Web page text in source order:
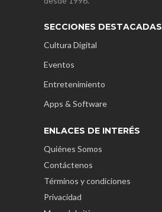
SECCIONES DESTACADAS
Cultura Digital
Eventos
Entretenimiento
Apps & Software
ENLACES DE INTERÉS
Quiénes Somos
Contáctenos
Términos y condiciones
Privacidad